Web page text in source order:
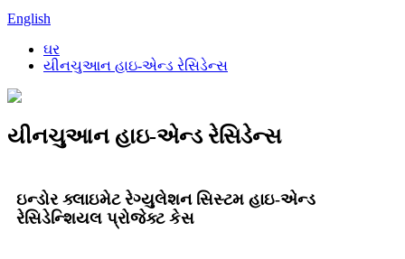
English
ઘર
યીનચુઆન હાઇ-એન્ડ રેસિડેન્સ
યીનચુઆન હાઇ-એન્ડ રેસિડેન્સ
ઇન્ડોર ક્લાઇમેટ રેગ્યુલેશન સિસ્ટમ હાઇ-એન્ડ
રેસિડેન્શિયલ પ્રોજેક્ટ કેસ